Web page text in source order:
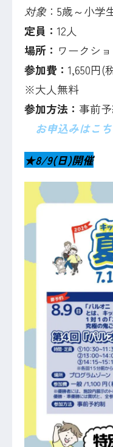
対象 ：5歳～小学
定員： 12人
場所： ワークシ
参加費： 1,650円(
※大人無料
参加方法： 事前
お申込みはこ
★8/9(日)開催